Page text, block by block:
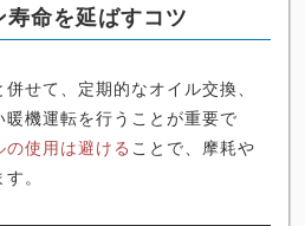
命を延ばすコツ
せて、定期的なオイル交換、
機運転を行うことが重要で
使用は避ける ことで、摩耗や
。